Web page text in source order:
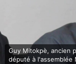
Guy Mitokpè, ancien
député à l'assemblée